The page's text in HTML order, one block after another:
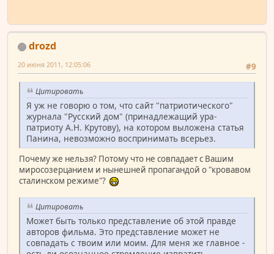
drozd
#9
20 июня 2011, 12:05:06
Цитировать
Я уж не говорю о том, что сайт "патриотического"
журнала "Русский дом" (принадлежащий ура-
патриоту А.Н. Крутову), на котором выложена статья
Панина, невозможно воспринимать всерьез.
Почему же нельзя? Потому что не совпадает с Вашим
миросозерцанием и нынешней пропагандой о "кровавом
сталинском режиме"?
Цитировать
Может быть только представление об этой правде
авторов фильма. Это представление может не
совпадать с твоим или моим. Для меня же главное -